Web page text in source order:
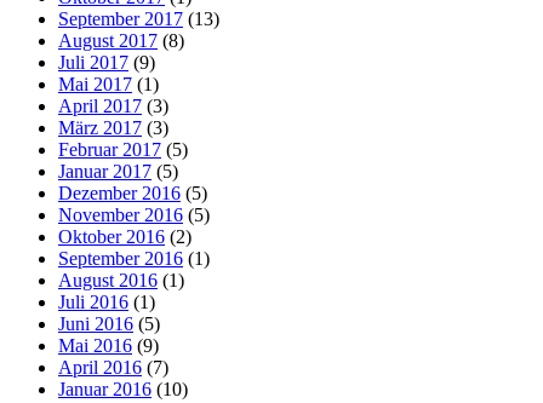
September 2017 (13)
August 2017 (8)
Juli 2017 (9)
Mai 2017 (1)
April 2017 (3)
März 2017 (3)
Februar 2017 (5)
Januar 2017 (5)
Dezember 2016 (5)
November 2016 (5)
Oktober 2016 (2)
September 2016 (1)
August 2016 (1)
Juli 2016 (1)
Juni 2016 (5)
Mai 2016 (9)
April 2016 (7)
Januar 2016 (10)